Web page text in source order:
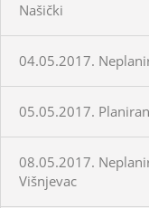
Našički
04.05.2017.
05.05.2017.
08.05.2017.
Višnjevac